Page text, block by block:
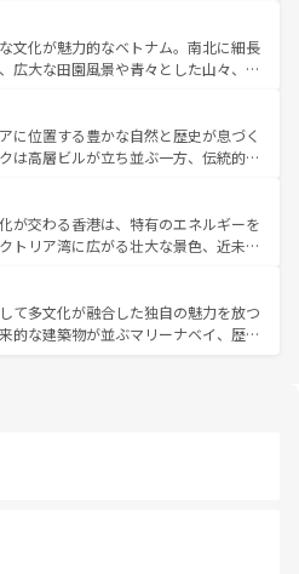
スイーツなど、バラエティ豊かな料理
る。 なお、新着の台湾情報は コンテンツ一覧を参
せば四季折々の自然美を楽しむことが
ムチや焼肉、絶品のストリートフード
国料理が待っている。夜には、韓国な
ら、韓国の多彩な魅力を心ゆくまで味
わってみてほしい。 なお、新着の韓国情報はコンテンツ一
。
文化が魅力的なベトナム。南北に細長
広大な田園風景や青々とした山々、世
統が息づく。ハノイの古い町並みやホ
ス統治時代の建物も、独特の雰囲気を
た、バラエティの豊かさとおいしさで
ンミー、ベトナムコーヒーなどは、ぜ
。どの地域を訪れてもあたたかい人々
れるので、きっと忘れられない旅にな
に位置する豊かな自然と歴史が息づく
は高層ビルが立ち並ぶ一方、伝統的な
る。北部ではチェンマイなどの山岳地
、南部ではプーケットやクラビの美し
気分を楽しむことができる。タイ料理
中温暖で、どの季節にも異なる楽しみ
みやすいタイの人々、仏教を中心とし
な観光資源が、訪れる旅人を魅了し続
が交わる香港は、特有のエネルギーを
トリア湾に広がる壮大な景色、近未来
感動するはず。観光スポットが密集し
どころを回れるのも魅力。息をのむよ
な体験まで、香港を存分に楽しみ尽く
て多文化が融合した独自の魅力を放つ
的な建築物が並ぶマリーナベイ、歴史
元の風情を楽しめる外せないスポット